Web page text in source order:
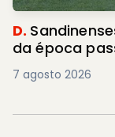
D.
da época
7 agosto 2026